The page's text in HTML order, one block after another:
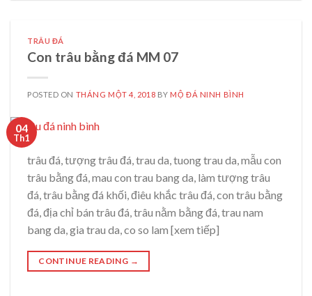
TRÂU ĐÁ
Con trâu bằng đá MM 07
POSTED ON THÁNG MỘT 4, 2018 BY MỘ ĐÁ NINH BÌNH
04
Th1
trâu đá, tượng trâu đá, trau da, tuong trau da, mẫu con
trâu bằng đá, mau con trau bang da, làm tượng trâu
đá, trâu bằng đá khối, điêu khắc trâu đá, con trâu bằng
đá, địa chỉ bán trâu đá, trâu nằm bằng đá, trau nam
bang da, gia trau da, co so lam [xem tiếp]
CONTINUE READING →